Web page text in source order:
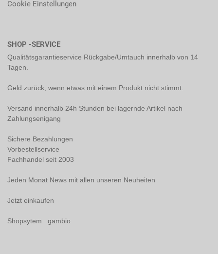
Cookie Einstellungen
SHOP -SERVICE
Qualitätsgarantieservice Rückgabe/Umtauch innerhalb von 14
Tagen.
Geld zurück, wenn etwas mit einem Produkt nicht stimmt.
Versand innerhalb 24h Stunden bei lagernde Artikel nach
Zahlungsenigang
Sichere Bezahlungen
Vorbestellservice
Fachhandel seit 2003
Jeden Monat News mit allen unseren Neuheiten
Jetzt einkaufen
Shopsytem gambio